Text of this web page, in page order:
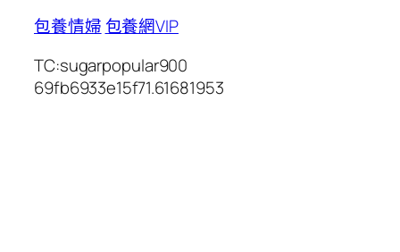
包養情婦包養網VIP
TC:sugarpopular900
69fb6933e15f71.61681953